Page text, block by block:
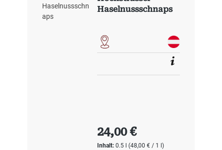
Haselnussschnaps
Inhalt:0.5 l(48,00 € / 1 l)
Regulärer Preis:
24,00 €